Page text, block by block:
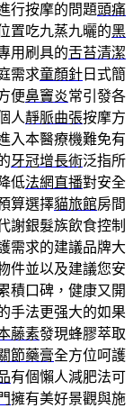
行按摩的問題頭痛
置吃九蒸九曬的黑
用刷具的舌苔清潔
需求童顏針 日式簡
便鼻竇炎常引發各
人靜脈曲張按摩方
入本醫療機難免有
牙冠增長術泛指所
低法網直播對安全
算選擇貓旅館房間
謝銀髮族飲食控制
需求的建議品牌大
件並以及建議您安
積口碑，健康又開
手法更强大的如果
藤素發現蜂膠萃取
節藥膏全方位呵護
有個懶人減肥法可
擁有美好景觀與施